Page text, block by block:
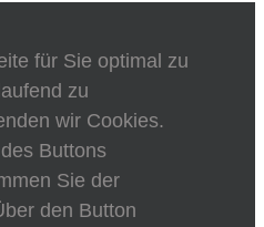
für Sie optimal zu
zu
wir Cookies.
Buttons
Sie der
den Button